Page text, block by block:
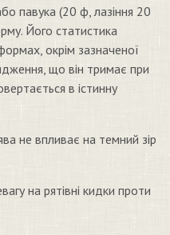
павука (20 ф, лазіння 20
Його статистика
окрім зазначеної
що він тримає при
в істинну
не впливає на темний зір
на рятівні кидки проти